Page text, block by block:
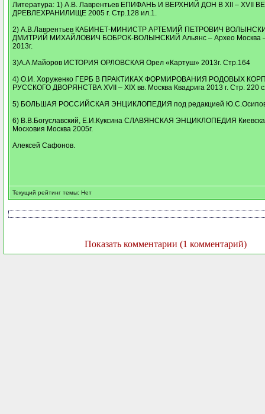
Литература: 1) А.В. Лаврентьев ЕПИФАНЬ И ВЕРХНИЙ ДОН В XII – XVII
ДРЕВЛЕХРАНИЛИЩЕ 2005 г. Стр.128 ил.1.
2) А.В.Лаврентьев КАБИНЕТ-МИНИСТР АРТЕМИЙ ПЕТРОВИЧ
ДМИТРИЙ МИХАЙЛОВИЧ БОБРОК-ВОЛЫНСКИЙ Альянс – Архео Москва –
2013г.
3)А.А.Майоров ИСТОРИЯ ОРЛОВСКАЯ Орел «Картуш» 2013г. Стр.164
4) О.И. Хоруженко ГЕРБ В ПРАКТИКАХ ФОРМИРОВАНИЯ РОДОВЫХ
РУССКОГО ДВОРЯНСТВА XVII – XIX вв. Москва Квадрига 2013 г. Стр. 220
5) БОЛЬШАЯ РОССИЙСКАЯ ЭНЦИКЛОПЕДИЯ под редакцией
6) В.В.Богуславский, Е.И.Куксина СЛАВЯНСКАЯ ЭНЦИКЛОПЕДИЯ
Московия Москва 2005г.
Алексей Сафонов.
Текущий рейтинг темы: Нет
Показать комментарии (1 комментарий)